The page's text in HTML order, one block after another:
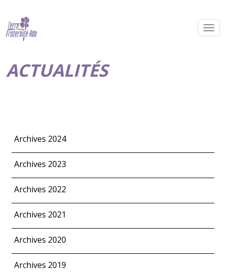
ACTUALITÉS
Archives 2024
Archives 2023
Archives 2022
Archives 2021
Archives 2020
Archives 2019